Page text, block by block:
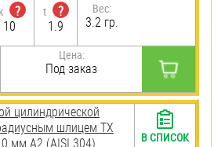
?
10
t
?
1.9
Вес:
3.2 гр.
Цена:
Под заказ
цилиндрической
шлицем TX
мм А2 (AISI 304)
В СПИСОК